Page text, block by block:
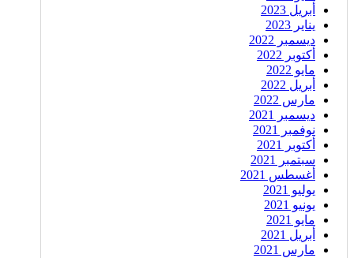
أبريل 2023
يناير 2023
ديسمبر 2022
أكتوبر 2022
مايو 2022
أبريل 2022
مارس 2022
ديسمبر 2021
نوفمبر 2021
أكتوبر 2021
سبتمبر 2021
أغسطس 2021
يوليو 2021
يونيو 2021
مايو 2021
أبريل 2021
مارس 2021